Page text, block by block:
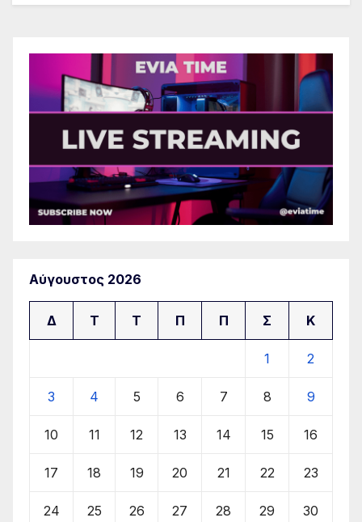
Αύγουστος 2026
Δ Τ Τ Π Π Σ Κ
1 2
3 4 5 6 7 8 9
10 11 12 13 14 15 16
17 18 19 20 21 22 23
24 25 26 27 28 29 30